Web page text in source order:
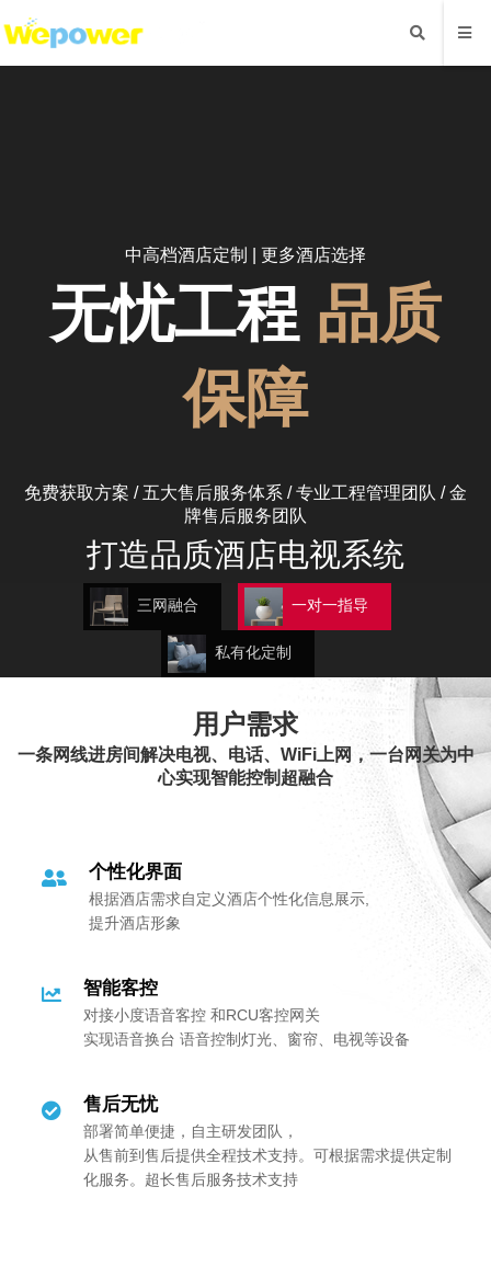
中高档酒店定制 | 更多酒店选择
无忧工程 品质
保障
免费获取方案 / 五大售后服务体系 / 专业工程管理团队 / 金
牌售后服务团队
打造品质酒店电视系统
三网融合 一对一指导
私有化定制
用户需求
一条网线进房间解决电视、电话、WiFi上网，一台网关为中
心实现智能控制超融合
个性化界面
根据酒店需求自定义酒店个性化信息展示,
提升酒店形象
智能客控
对接小度语音客控 和RCU客控网关
实现语音换台 语音控制灯光、窗帘、电视等设备
售后无忧
部署简单便捷，自主研发团队，
从售前到售后提供全程技术支持。可根据需求提供定制
化服务。超长售后服务技术支持